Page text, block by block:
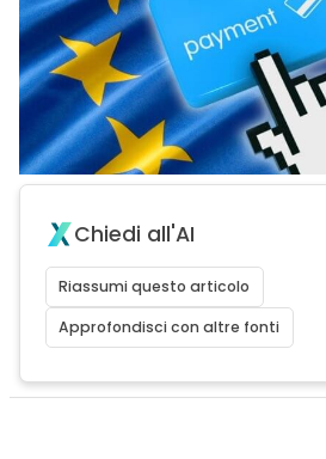
Chiedi all'AI
Riassumi questo articolo
Approfondisci con altre fonti